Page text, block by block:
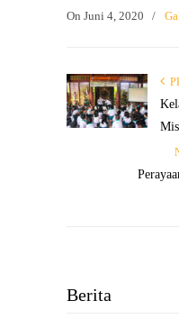
On Juni 4, 2020 /
Berita